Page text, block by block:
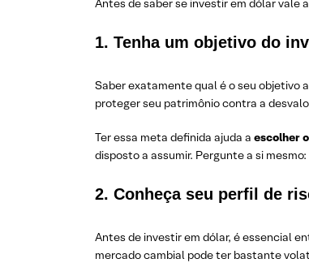
Antes de saber se investir em dólar vale
1. Tenha um objetivo do
Saber exatamente qual é o seu objetivo
proteger seu patrimônio contra a
Ter essa meta definida ajuda a escolher
disposto a assumir. Pergunte a si
2. Conheça seu perfil de
Antes de investir em dólar, é essencial
mercado cambial pode ter bastante